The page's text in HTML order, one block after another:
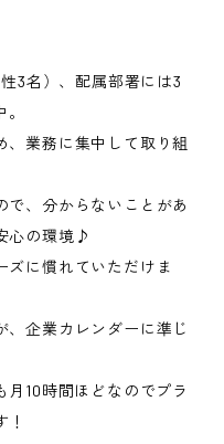
3名）、配属部署には3
、業務に集中して取り組
で、分からないことがあ
心の環境♪
ズに慣れていただけま
、企業カレンダーに準じ
10時間ほどなのでプラ